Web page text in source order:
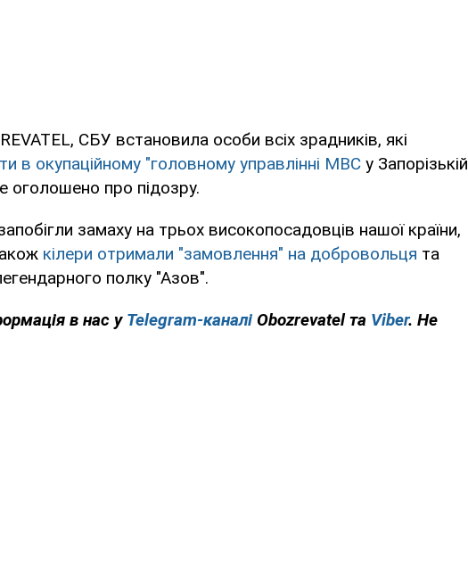
СБУ встановила особи всіх зрадників, які
в окупаційному "головному управлінні МВС у Запорізькій
оголошено про підозру.
замаху на трьох високопосадовців нашої країни,
кілери отримали "замовлення" на добровольця та
полку "Азов".
в нас у Telegram-каналі Obozrevatel та Viber. Не